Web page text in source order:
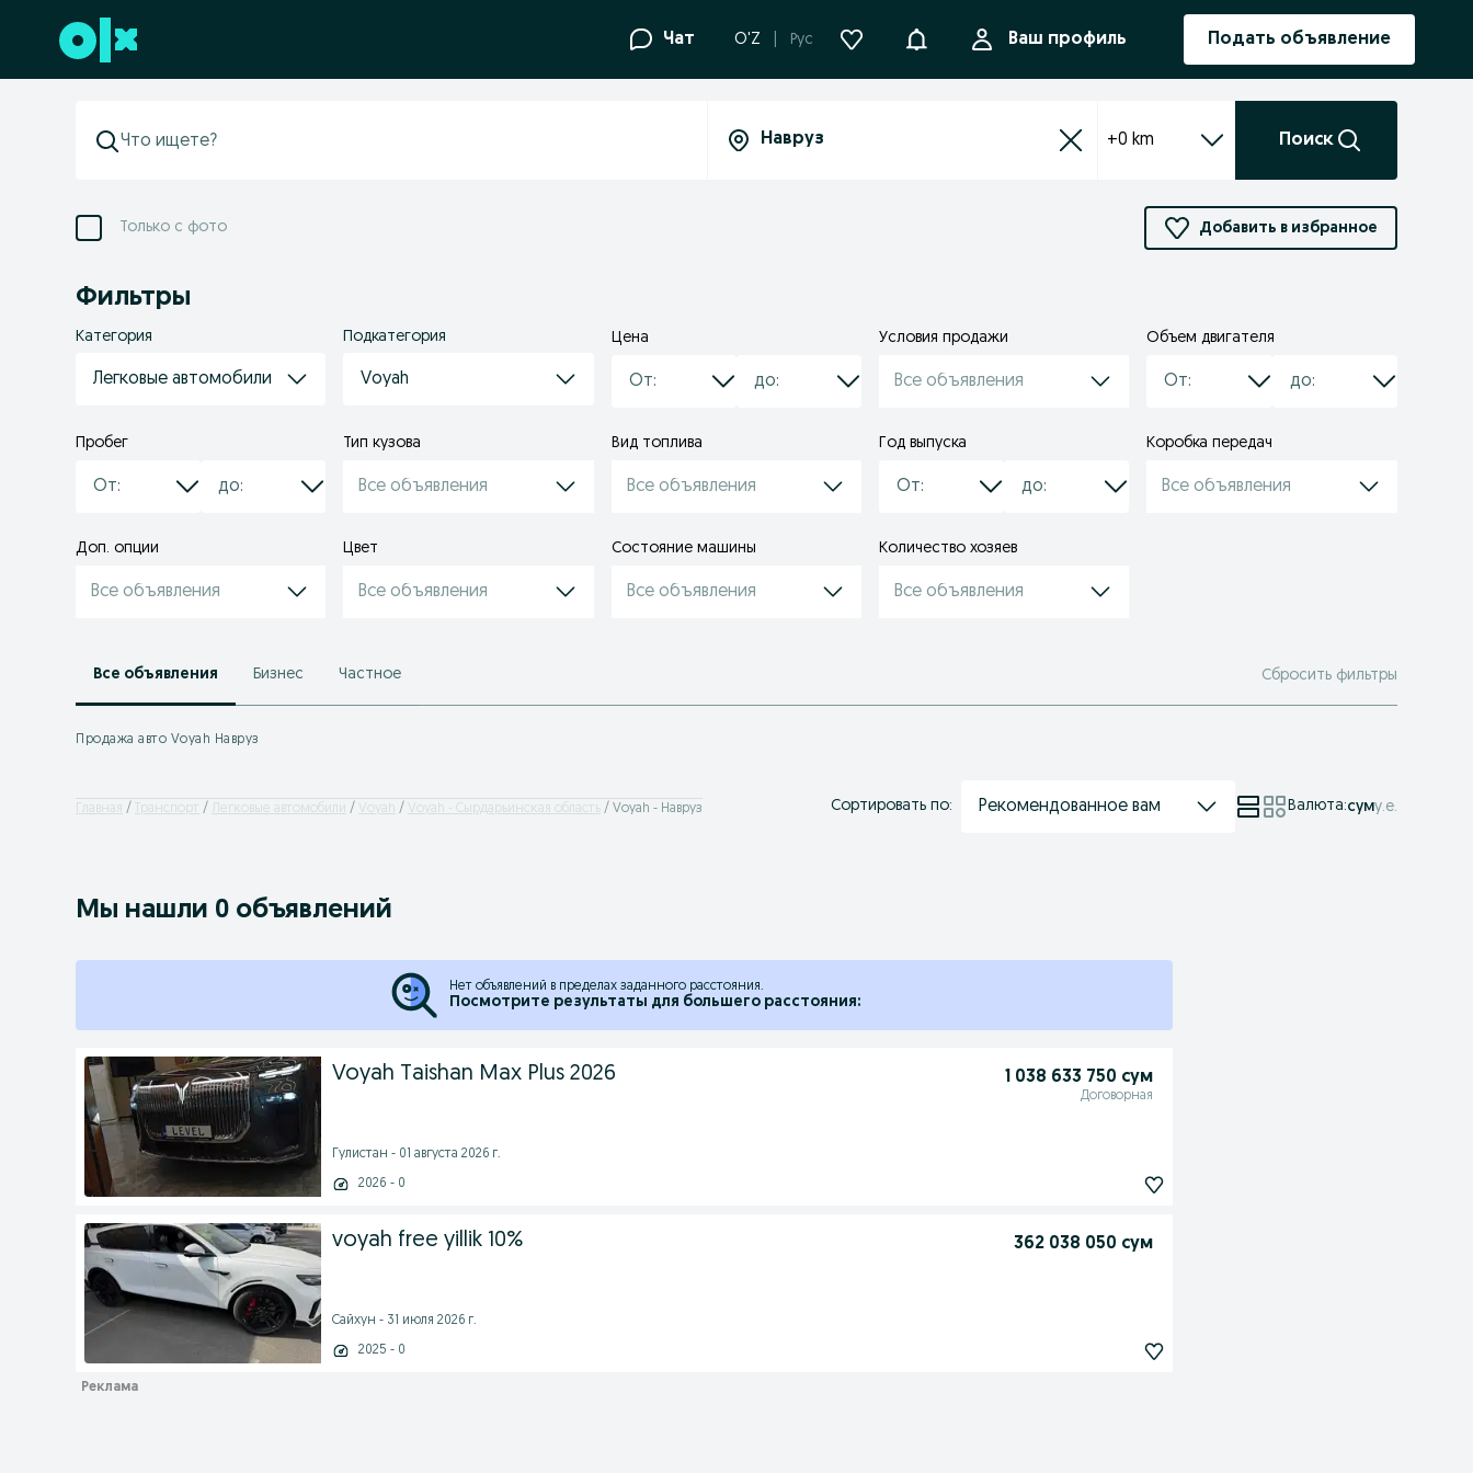
Перейти к нижнему колонтитулу Чат O'Z Рус УведомленияВаш профиль Подать объявление
+0 km Поиск
Только с фото Добавить в избранное
Фильтры
Категория
Легковые автомобили
Подкатегория
Voyah
Цена Условия продажи
Все объявления
Объем двигателя
Пробег Тип кузова
Все объявления
Вид топлива
Все объявления
Год выпуска Коробка передач
Все объявления
Доп. опции
Все объявления
Цвет
Все объявления
Состояние машины
Все объявления
Количество хозяев
Все объявления
Все объявления Бизнес Частное Сбросить фильтры
Продажа авто Voyah Навруз
Главная Транспорт Легковые автомобили Voyah Voyah - Сырдарьинская область Voyah - Навруз Сортировать по: Рекомендованное вам Валюта:суму.е.
Мы нашли 0 объявлений
Нет объявлений в пределах заданного расстояния.
Посмотрите результаты для большего расстояния:
Voyah Taishan Max Plus 2026 1 038 633 750 сум
Договорная
Гулистан - 01 августа 2026 г.
2026 - 0
voyah free yillik 10% 362 038 050 сум
Сайхун - 31 июля 2026 г.
2025 - 0